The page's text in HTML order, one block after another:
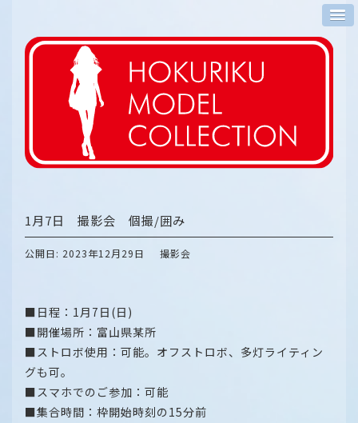
1月7日 撮影会 個撮/囲み
公開日: 2023年12月29日 撮影会
■日程：1月7日(日)
■開催場所：富山県某所
■ストロボ使用：可能。オフストロボ、多灯ライティン
グも可。
■スマホでのご参加：可能
■集合時間：枠開始時刻の15分前